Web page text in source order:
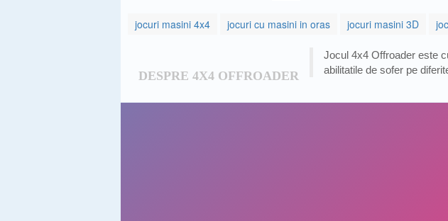
jocuri masini 4x4 jocuri cu masini in oras jocuri masini 3D
DESPRE 4X4 OFFROADER
Jocul 4x4 Offroader este
abilitatile de sofer pe